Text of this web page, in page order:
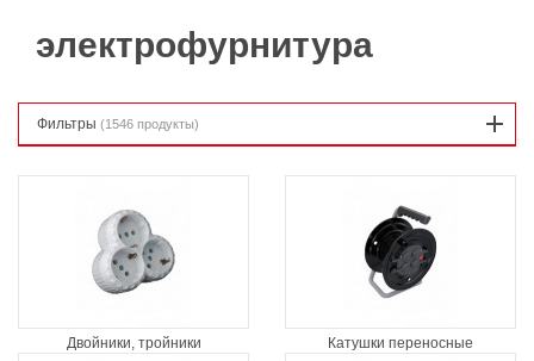
электрофурнитура
Двойники, тройники Катушки переносные
Фильтры (1546 продукты)